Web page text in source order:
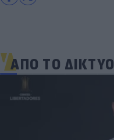
ΑΠΟ ΤΟ ΔΙΚΤΥΟ